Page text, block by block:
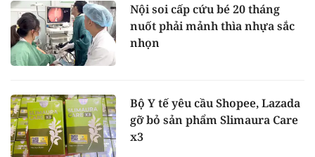
Nội soi cấp cứu bé 20 tháng
nuốt phải mảnh thìa nhựa sắc
nhọn
Bộ Y tế yêu cầu Shopee, Lazada
gỡ bỏ sản phẩm Slimaura Care
x3